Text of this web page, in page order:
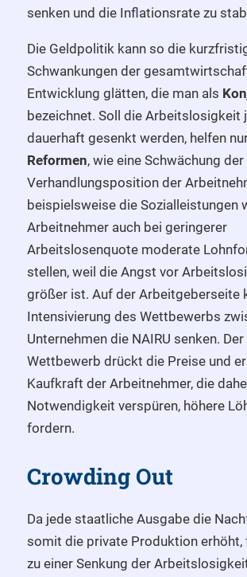
senken und die Inflationsrate zu
Die Geldpolitik kann so die
Schwankungen der
Entwicklung glätten, die man als
bezeichnet. Soll die Arbeitslosigkeit
dauerhaft gesenkt werden, helfen
Reformen, wie eine Schwächung der
Verhandlungsposition der
beispielsweise die Sozialleistungen
Arbeitnehmer auch bei geringerer
Arbeitslosenquote moderate
stellen, weil die Angst vor
größer ist. Auf der Arbeitgeberseite
Intensivierung des Wettbewerbs
Unternehmen die NAIRU senken.
Wettbewerb drückt die Preise und
Kaufkraft der Arbeitnehmer, die
Notwendigkeit verspüren, höhere
fordern.
Crowding Out
Da jede staatliche Ausgabe die
somit die private Produktion erhöht,
zu einer Senkung der